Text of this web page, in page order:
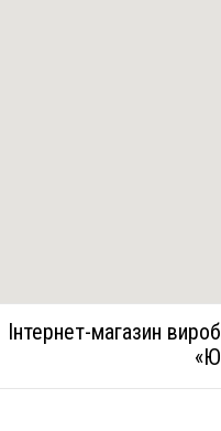
Інтернет-магазин